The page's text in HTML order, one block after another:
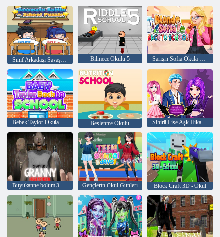
Sınıf Arkadaşı Savaşı - Okul Yapboz Bilmece Okulu 5 Sarışın Sofia Okula Dönüş
Bebek Taylor Okula Dönüş Beslenme Okulu Sihirli Lise Aşk Hikayesi
Büyükanne bölüm 3 lise Gençlerin Okul Günleri Block Craft 3D - Okul